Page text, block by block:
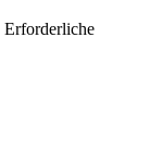
Erforderliche